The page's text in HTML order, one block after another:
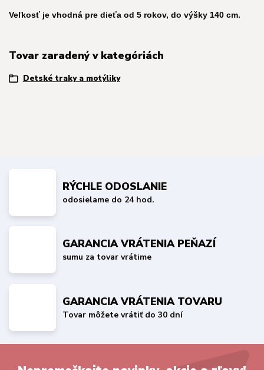
Veľkosť je vhodná pre dieťa od 5 rokov, do výšky 140 cm.
Tovar zaradený v kategóriách
Detské traky a motýliky
RÝCHLE ODOSLANIE
odosielame do 24 hod.
GARANCIA VRÁTENIA PEŇAZÍ
sumu za tovar vrátime
GARANCIA VRÁTENIA TOVARU
Tovar môžete vrátiť do 30 dní